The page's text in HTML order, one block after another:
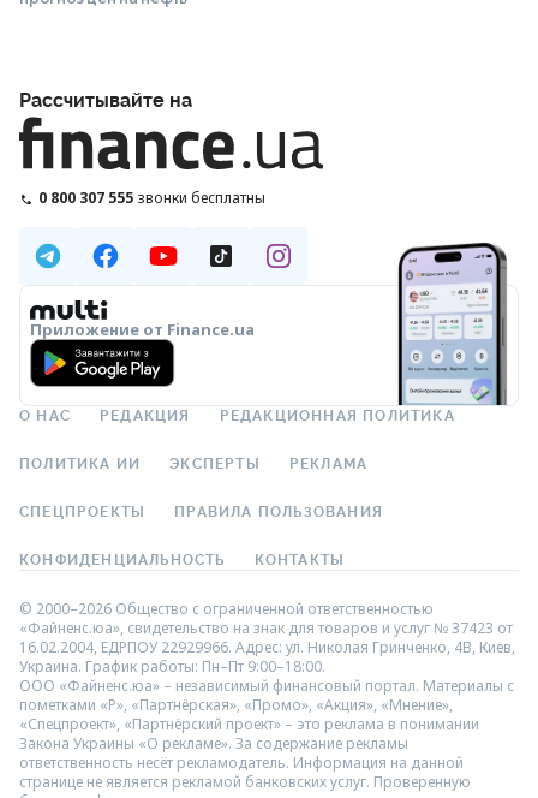
Рассчитывайте на
0 800 307 555 звонки бесплатны
Приложение от Finance.ua
О НАС РЕДАКЦИЯ РЕДАКЦИОННАЯ ПОЛИТИКА
ПОЛИТИКА ИИ ЭКСПЕРТЫ РЕКЛАМА
СПЕЦПРОЕКТЫ ПРАВИЛА ПОЛЬЗОВАНИЯ
КОНФИДЕНЦИАЛЬНОСТЬ КОНТАКТЫ
© 2000–2026 Общество с ограниченной ответственностью
«Файненс.юа», свидетельство на знак для товаров и услуг № 37423 от
16.02.2004, ЕДРПОУ 22929966. Адрес: ул. Николая Гринченко, 4В, Киев,
Украина. График работы: Пн–Пт 9:00–18:00.
ООО «Файненс.юа» – независимый финансовый портал. Материалы с
пометками «Р», «Партнёрская», «Промо», «Акция», «Мнение»,
«Спецпроект», «Партнёрский проект» – это реклама в понимании
Закона Украины «О рекламе». За содержание рекламы
ответственность несёт рекламодатель. Информация на данной
странице не является рекламой банковских услуг. Проверенную